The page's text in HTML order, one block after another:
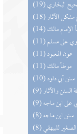
صحيح البخاري
مشكل الآثار
الإمام مالك
على مسلم
(11) عون المعبود
(11) موطأ مالك
(10) سنن أبي داود
السنن والآثار
على ابن ماجه
(8) سنن ابن ماجه
الصغير للبيهقي